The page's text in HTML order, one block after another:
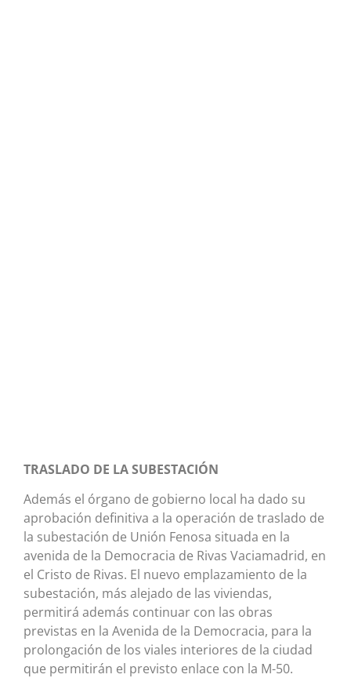
TRASLADO DE LA SUBESTACIÓN
Además el órgano de gobierno local ha dado su
aprobación definitiva a la operación de traslado de
la subestación de Unión Fenosa situada en la
avenida de la Democracia de Rivas Vaciamadrid, en
el Cristo de Rivas. El nuevo emplazamiento de la
subestación, más alejado de las viviendas,
permitirá además continuar con las obras
previstas en la Avenida de la Democracia, para la
prolongación de los viales interiores de la ciudad
que permitirán el previsto enlace con la M-50.